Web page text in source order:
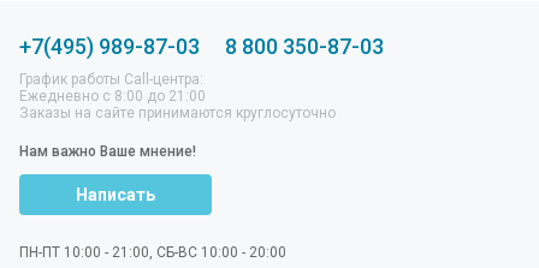
+7(495) 989-87-03 8 800 350-87-03
График работы Call-центра:
Ежедневно с 8:00 до 21:00
Заказы на сайте принимаются круглосуточно
Нам важно Ваше мнение!
Написать
ПН-ПТ 10:00 - 21:00, СБ-ВС 10:00 - 20:00